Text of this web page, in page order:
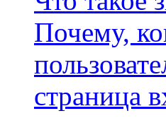
Почему,
страница